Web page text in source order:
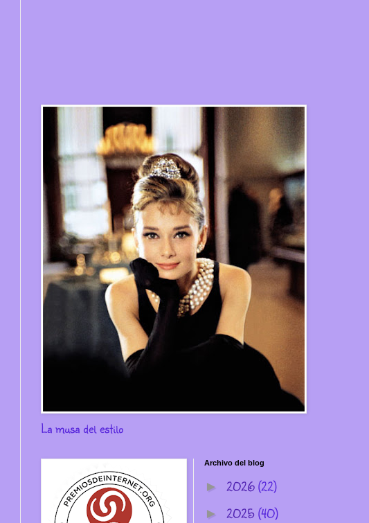
La musa del estilo
Archivo del blog
► 2026(22)
► 2025(40)